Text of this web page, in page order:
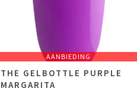
AANBIEDING
THE GELBOTTLE PURPLE
MARGARITA